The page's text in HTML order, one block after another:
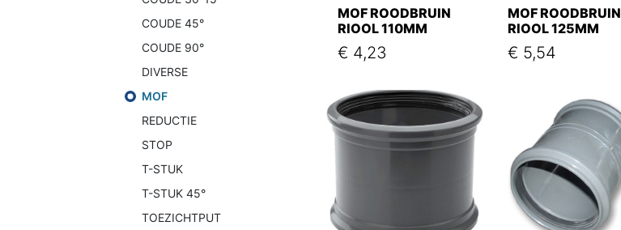
COUDE 45°
COUDE 90°
DIVERSE
MOF
REDUCTIE
STOP
T-STUK
T-STUK 45°
TOEZICHTPUT
MOF ROODBRUIN
RIOOL 110MM
€ 4,23
MOF ROODBRUIN
RIOOL 125MM
€ 5,54